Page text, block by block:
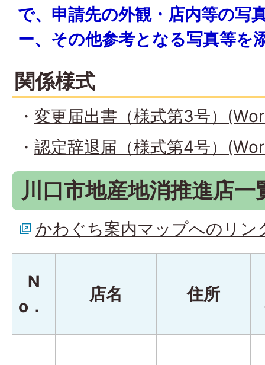
で、申請先の外観・店内等の写
ー、その他参考となる写真等を
関係様式
・ 変更届出書（様式第3号）
・ 認定辞退届（様式第4号）
川口市地産地消推進店一
かわぐち案内マップへのリン
N
o．
店名 住所